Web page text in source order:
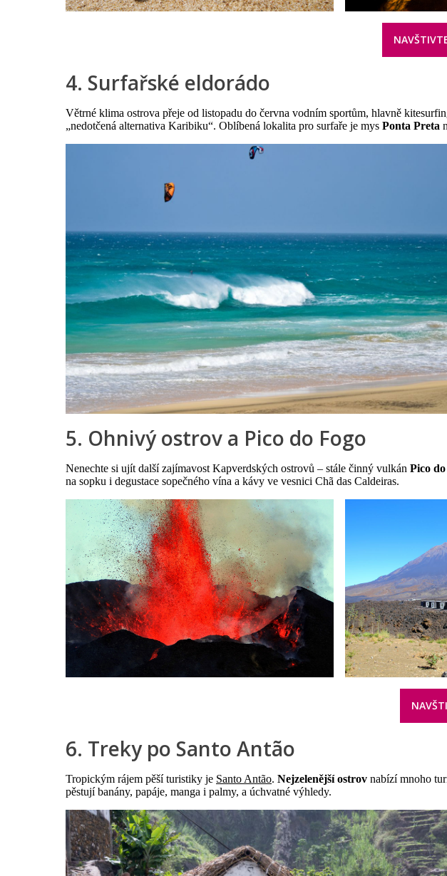
4. Surfařské eldorádo
Větrné klima ostrova přeje od listopadu do června vodním sportům, hlavně
„nedotčená alternativa Karibiku“. Oblíbená lokalita pro surfaře je mys Ponta Preta
5. Ohnivý ostrov a Pico do Fogo
Nenechte si ujít další zajímavost Kapverdských ostrovů – stále činný vulkán Pico
na sopku i degustace sopečného vína a kávy ve vesnici Chã das Caldeiras.
6. Treky po Santo Antão
Tropickým rájem pěší turistiky je Santo Antão. Nejzelenější ostrov nabízí mnoho
pěstují banány, papáje, manga i palmy, a úchvatné výhledy.